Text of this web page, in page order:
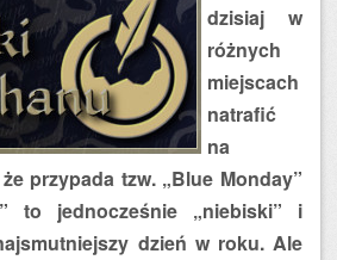
dzisiaj w
różnych
miejscach
natrafić
na
przypada tzw. „Blue Monday”
to jednocześnie „niebiski” i
dzień w roku. Ale